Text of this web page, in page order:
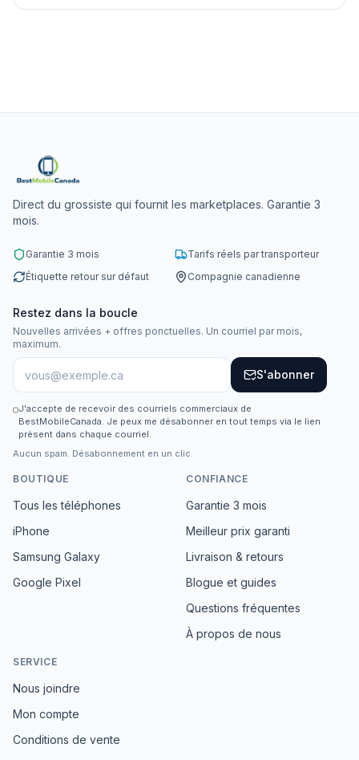
Direct du grossiste qui fournit les marketplaces. Garantie 3
mois.
Garantie 3 mois
Tarifs réels par transporteur
Étiquette retour sur défaut
Compagnie canadienne
Restez dans la boucle
Nouvelles arrivées + offres ponctuelles. Un courriel par mois,
maximum.
S'abonner
J'accepte de recevoir des courriels commerciaux de
BestMobileCanada. Je peux me désabonner en tout temps via le lien
présent dans chaque courriel.
Aucun spam. Désabonnement en un clic.
BOUTIQUE
Tous les téléphones
iPhone
Samsung Galaxy
Google Pixel
CONFIANCE
Garantie 3 mois
Meilleur prix garanti
Livraison & retours
Blogue et guides
Questions fréquentes
À propos de nous
SERVICE
Nous joindre
Mon compte
Conditions de vente